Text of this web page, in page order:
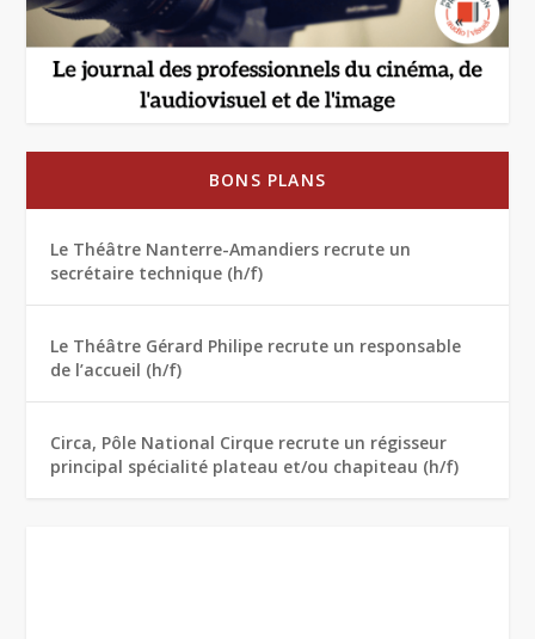
BONS PLANS
Le Théâtre Nanterre-Amandiers recrute un
secrétaire technique (h/f)
Le Théâtre Gérard Philipe recrute un responsable
de l’accueil (h/f)
Circa, Pôle National Cirque recrute un régisseur
principal spécialité plateau et/ou chapiteau (h/f)